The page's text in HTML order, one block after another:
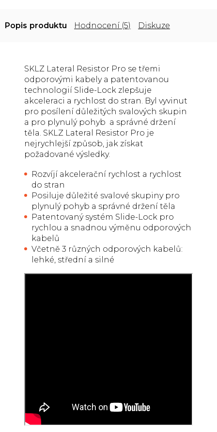
Popis Hodnocení (5) Diskuze
SKLZ Lateral Resistor Pro se třemi
odporovými kabely a patentovanou
technologií Slide-Lock zlepšuje
akceleraci a rychlost do stran. Byl vyvinut
pro posílení důležitých svalových skupin
a pro plynulý pohyb a správné držení
těla. SKLZ Lateral Resistor Pro je
nejrychlejší způsob, jak získat
požadované výsledky.
Rozvíjí akcelerační rychlost a rychlost
do stran
Posiluje důležité svalové skupiny pro
plynulý pohyb a správné držení těla
Patentovaný systém Slide-Lock pro
rychlou a snadnou výměnu odporových
kabelů
Včetně 3 různých odporových kabelů:
lehké, střední a silné